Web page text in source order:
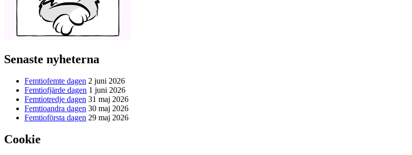
Senaste nyheterna
Femtiofemte dagen 2 juni 2026
Femtiofjärde dagen 1 juni 2026
Femtiotredje dagen 31 maj 2026
Femtioandra dagen 30 maj 2026
Femtioförsta dagen 29 maj 2026
Cookie